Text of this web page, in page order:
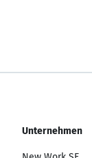
Unternehmen